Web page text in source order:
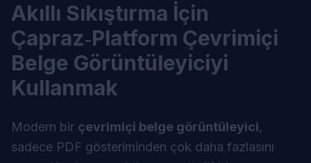
Akıllı Sıkıştırma İçin
Çapraz‑Platform Çevrimiçi
Belge Görüntüleyiciyi
Kullanmak
Modern bir çevrimiçi belge görüntüleyici,
sadece PDF gösteriminden çok daha fazlasını